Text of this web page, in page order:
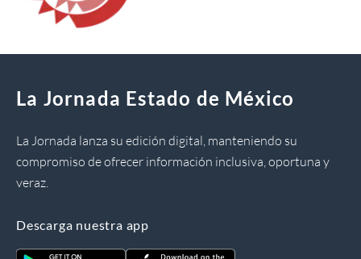
La Jornada Estado de México
La Jornada lanza su edición digital, manteniendo su
compromiso de ofrecer información inclusiva, oportuna y
veraz.
Descarga nuestra app